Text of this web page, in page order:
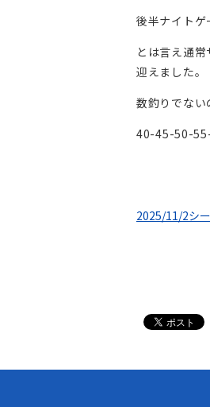
後半ナイトゲ
とは言え通
迎えました。
数釣りでな
40-45-50-
2025/11/2シ